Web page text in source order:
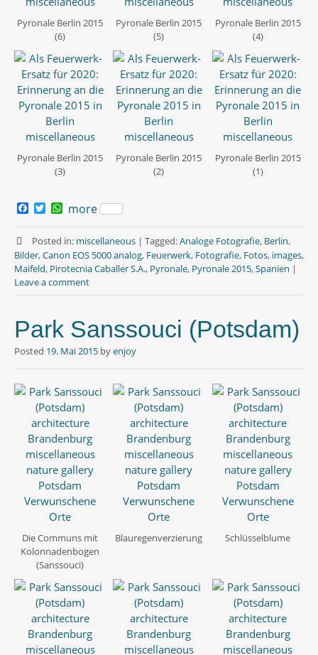
Pyronale Berlin 2015
(6)
Pyronale Berlin 2015
(5)
Pyronale Berlin 2015
(4)
Pyronale Berlin 2015
(3)
Pyronale Berlin 2015
(2)
Pyronale Berlin 2015
(1)
c
e
b
o
o
k
T
i
t
t
e
r
W
a
t
s
A
p
p
more
Posted in: miscellaneous | Tagged:Analoge Fotografie, Berlin,
Bilder,Canon EOS 5000 analog, Feuerwerk, Fotografie, Fotos, images,
Maifeld, Pirotecnia Caballer S.A., Pyronale, Pyronale 2015,Spanien |
Leave a comment
Park Sanssouci (Potsdam)
Posted 19. Mai 2015 byenjoy
Die Communs mit
Kolonnadenbogen
(Sanssouci)
Blauregenverzierung Schlüsselblume